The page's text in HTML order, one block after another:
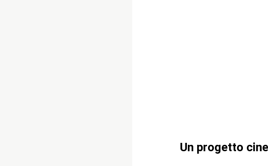
Un progetto